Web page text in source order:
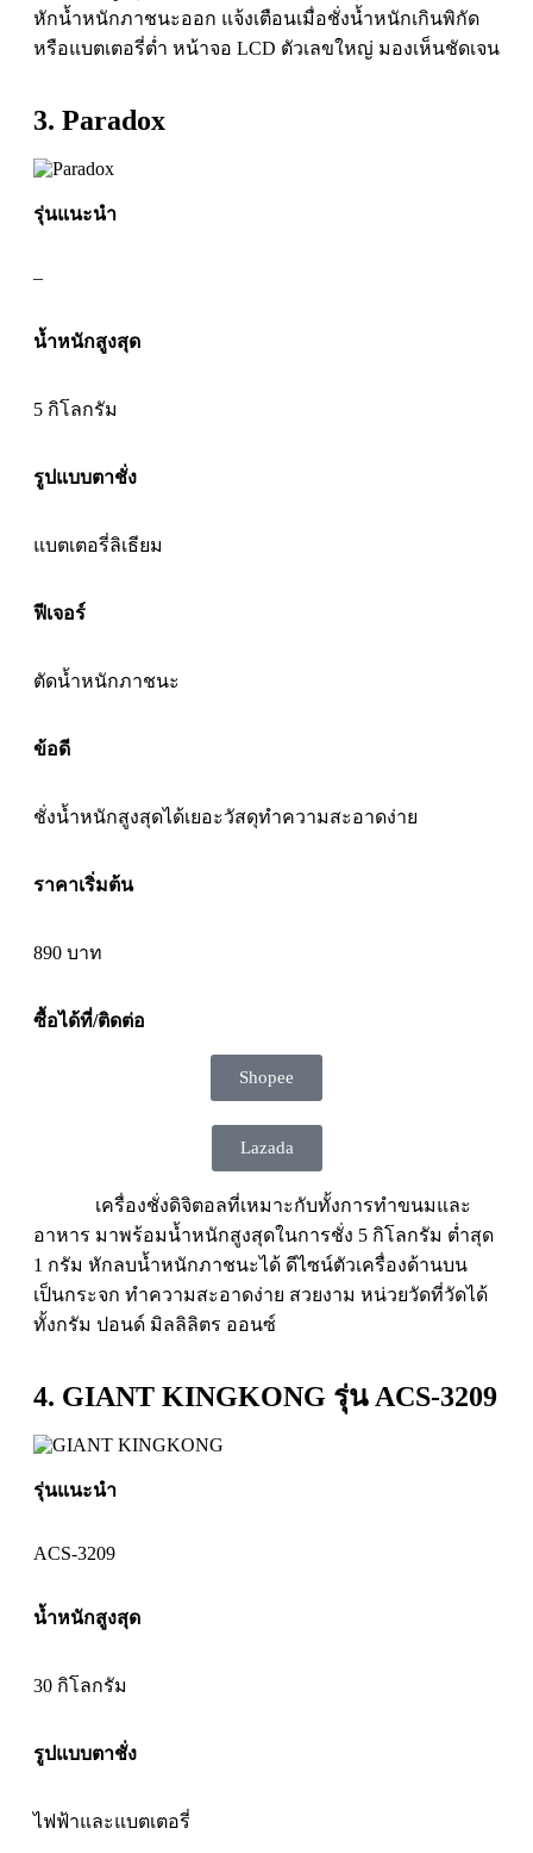
หักน้ำหนักภาชนะออก แจ้งเตือนเมื่อชั่งน้ำหนักเกินพิกัด
หรือแบตเตอรี่ต่ำ หน้าจอ LCD ตัวเลขใหญ่ มองเห็นชัดเจน
3. Paradox
รุ่นแนะนำ
–
น้ำหนักสูงสุด
5 กิโลกรัม
รูปแบบตาชั่ง
แบตเตอรี่ลิเธียม
ฟีเจอร์
ตัดน้ำหนักภาชนะ
ข้อดี
ชั่งน้ำหนักสูงสุดได้เยอะวัสดุทำความสะอาดง่าย
ราคาเริ่มต้น
890 บาท
ซื้อได้ที่/ติดต่อ
Shopee
Lazada
เครื่องชั่งดิจิตอลที่เหมาะกับทั้งการทำขนมและ
อาหาร มาพร้อมน้ำหนักสูงสุดในการชั่ง 5 กิโลกรัม ต่ำสุด
1 กรัม หักลบน้ำหนักภาชนะได้ ดีไซน์ตัวเครื่องด้านบน
เป็นกระจก ทำความสะอาดง่าย สวยงาม หน่วยวัดที่วัดได้
ทั้งกรัม ปอนด์ มิลลิลิตร ออนซ์
4. GIANT KINGKONG รุ่น ACS-3209
รุ่นแนะนำ
ACS-3209
น้ำหนักสูงสุด
30 กิโลกรัม
รูปแบบตาชั่ง
ไฟฟ้าและแบตเตอรี่